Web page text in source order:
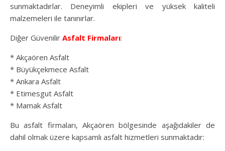
sunmaktadırlar. Deneyimli ekipleri ve yüksek kaliteli
malzemeleri ile tanınırlar.
Diğer Güvenilir Asfalt Firmaları:
* Akçaören Asfalt
* Büyükçekmece Asfalt
* Ankara Asfalt
* Etimesgut Asfalt
* Mamak Asfalt
Bu asfalt firmaları, Akçaören bölgesinde aşağıdakiler de
dahil olmak üzere kapsamlı asfalt hizmetleri sunmaktadır: